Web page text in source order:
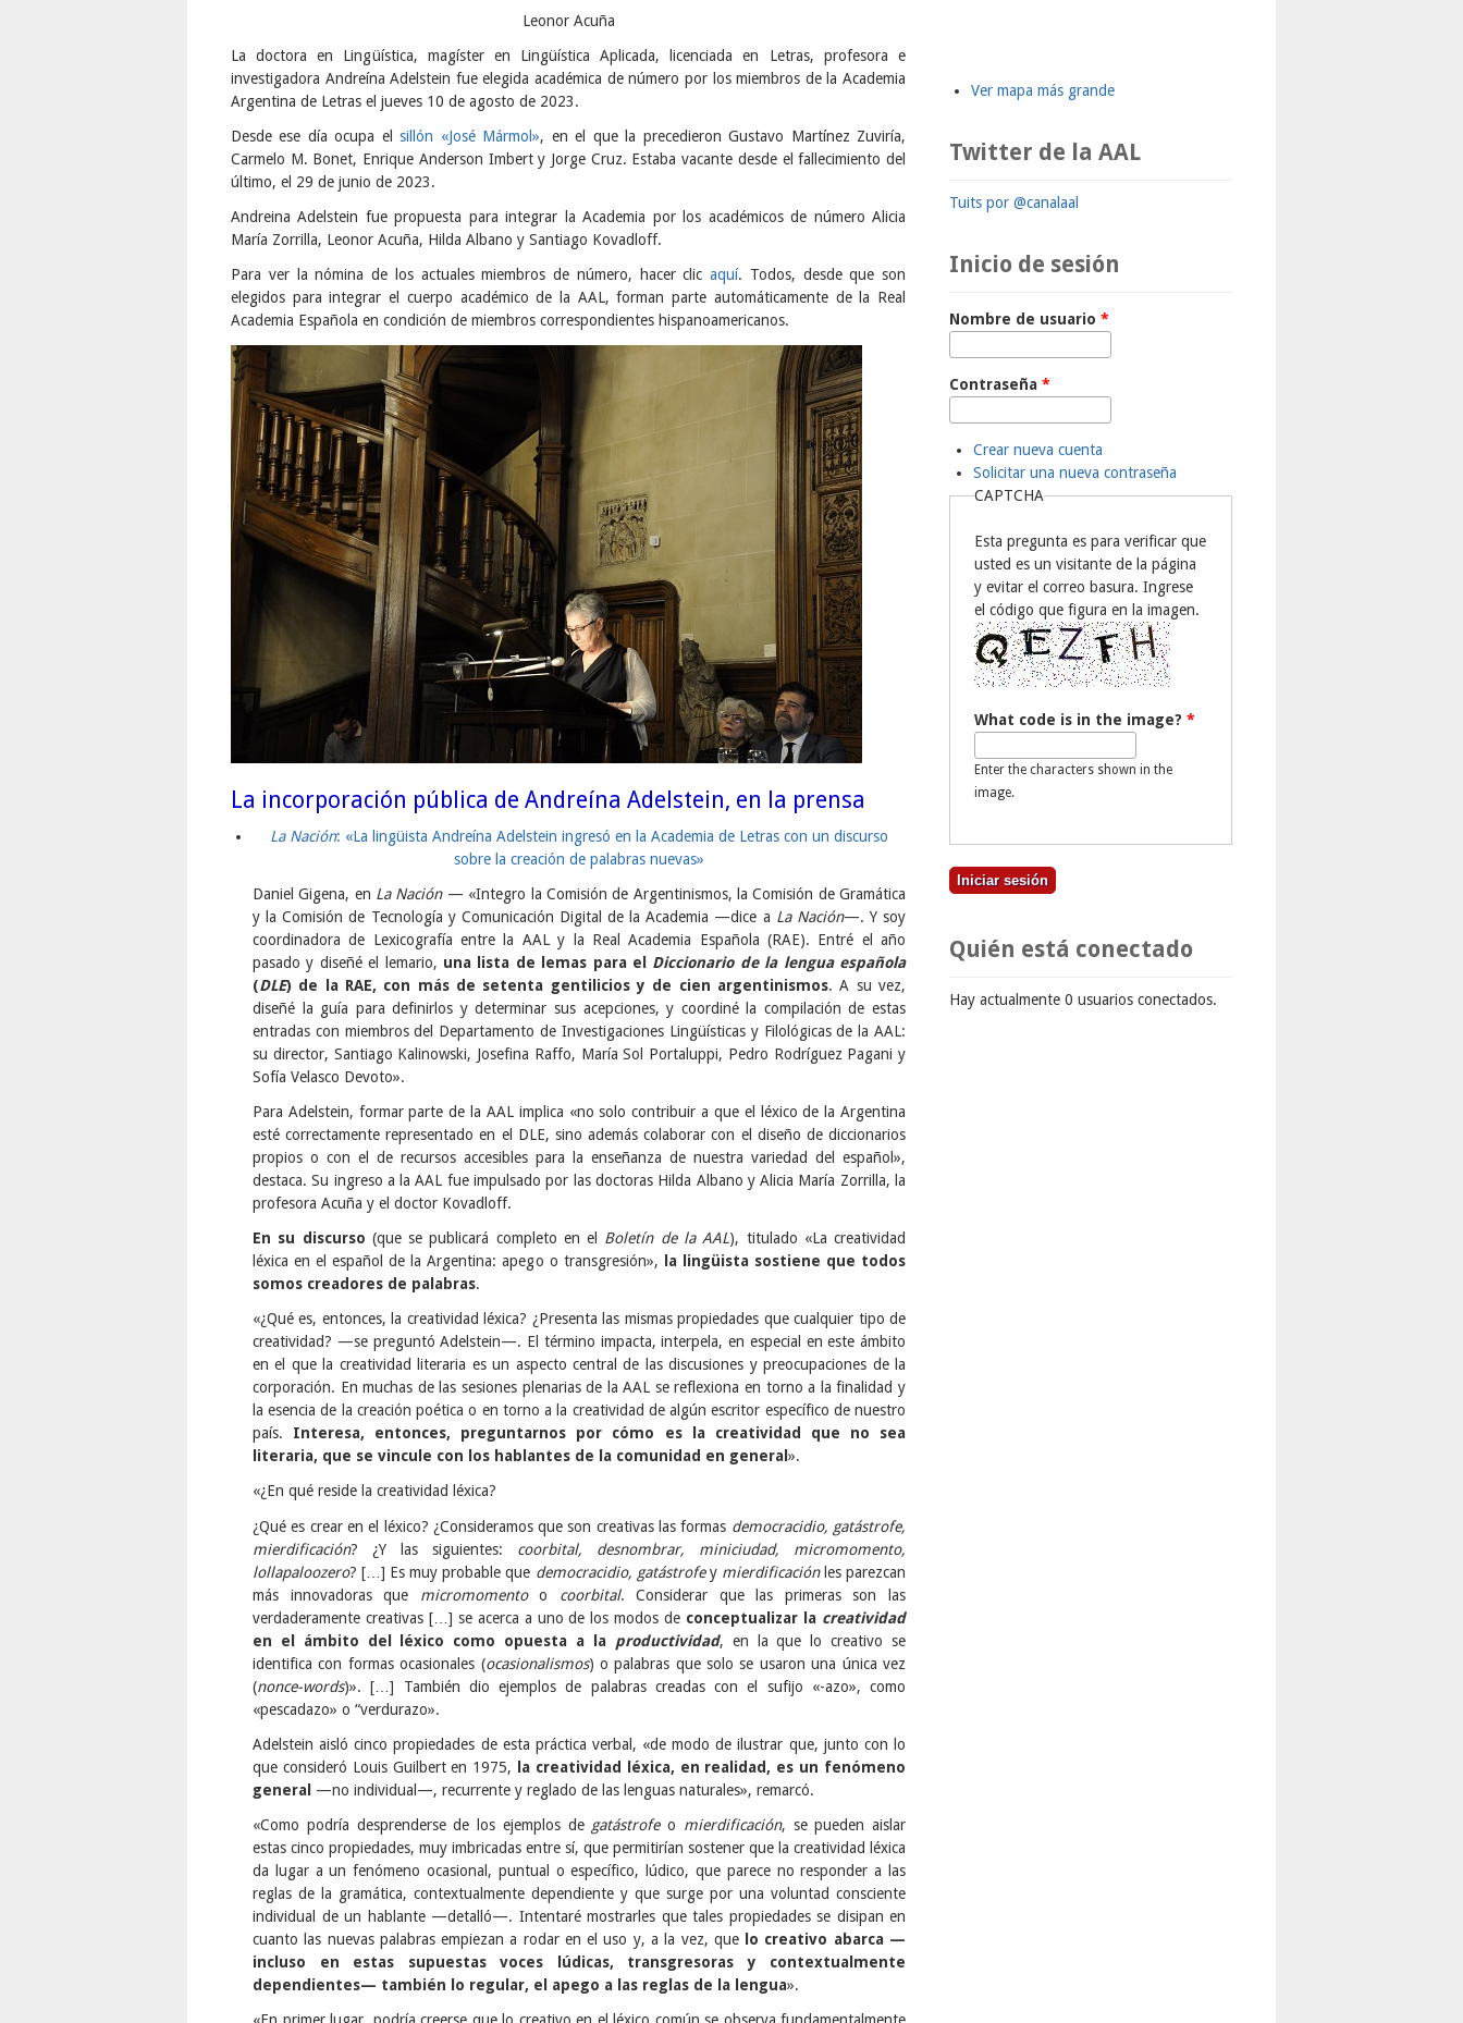
Leonor Acuña
La doctora en Lingüística, magíster en Lingüística Aplicada, licenciada en Letras, profesora e
investigadora Andreína Adelstein fue elegida académica de número por los miembros de la Academia
Argentina de Letras el jueves 10 de agosto de 2023.
Desde ese día ocupa elsillón «José Mármol», en el que la precedieron Gustavo Martínez Zuviría,
Carmelo M. Bonet, Enrique Anderson Imbert y Jorge Cruz. Estaba vacante desde el fallecimiento del
último, el 29 de junio de 2023.
Andreina Adelstein fue propuesta para integrar la Academia por los académicos de número Alicia
María Zorrilla, Leonor Acuña, Hilda Albano y Santiago Kovadloff.
Para ver la nómina de los actuales miembros de número, hacer clic aquí. Todos, desde que son
elegidos para integrar el cuerpo académico de la AAL, forman parte automáticamente de la Real
Academia Española en condición de miembros correspondientes hispanoamericanos.
La incorporación pública de Andreína Adelstein, en la prensa
La Nación: «La lingüista Andreína Adelstein ingresó en la Academia de Letras con un discurso
sobre la creación de palabras nuevas»
Daniel Gigena, en La Nación— «Integro la Comisión de Argentinismos, la Comisión de Gramática
y la Comisión de Tecnología y Comunicación Digital de la Academia —dice a La Nación—. Y soy
coordinadora de Lexicografía entre la AAL y la Real Academia Española (RAE). Entré el año
pasado y diseñé el lemario, una lista de lemas para el Diccionario de la lengua española
(DLE) de la RAE, con más de setenta gentilicios y de cien argentinismos. A su vez,
diseñé la guía para definirlos y determinar sus acepciones, y coordiné la compilación de estas
entradas con miembros del Departamento de Investigaciones Lingüísticas y Filológicas de la AAL:
su director, Santiago Kalinowski, Josefina Raffo, María Sol Portaluppi, Pedro Rodríguez Pagani y
Sofía Velasco Devoto».
Para Adelstein, formar parte de la AAL implica «no solo contribuir a que el léxico de la Argentina
esté correctamente representado en el DLE, sino además colaborar con el diseño de diccionarios
propios o con el de recursos accesibles para la enseñanza de nuestra variedad del español»,
destaca. Su ingreso a la AAL fue impulsado por las doctoras Hilda Albano y Alicia María Zorrilla, la
profesora Acuña y el doctor Kovadloff.
En su discurso (que se publicará completo en el Boletín de la AAL), titulado «La creatividad
léxica en el español de la Argentina: apego o transgresión», la lingüista sostiene que todos
somos creadores de palabras.
«¿Qué es, entonces, la creatividad léxica? ¿Presenta las mismas propiedades que cualquier tipo de
creatividad? —se preguntó Adelstein—. El término impacta, interpela, en especial en este ámbito
en el que la creatividad literaria es un aspecto central de las discusiones y preocupaciones de la
corporación. En muchas de las sesiones plenarias de la AAL se reflexiona en torno a la finalidad y
la esencia de la creación poética o en torno a la creatividad de algún escritor específico de nuestro
país. Interesa, entonces, preguntarnos por cómo es la creatividad que no sea
literaria, que se vincule con los hablantes de la comunidad en general ».
«¿En qué reside la creatividad léxica?
¿Qué es crear en el léxico? ¿Consideramos que son creativas las formas democracidio, gatástrofe,
mierdificación? ¿Y las siguientes: coorbital, desnombrar, miniciudad, micromomento,
lollapaloozero? […] Es muy probable que democracidio, gatástrofey mierdificaciónles parezcan
más innovadoras que micromomentoo coorbital. Considerar que las primeras son las
verdaderamente creativas […] se acerca a uno de los modos de conceptualizar la creatividad
en el ámbito del léxico como opuesta a la productividad, en la que lo creativo se
identifica con formas ocasionales (ocasionalismos) o palabras que solo se usaron una única vez
(nonce-words)». […] También dio ejemplos de palabras creadas con el sufijo «-azo», como
«pescadazo» o “verdurazo».
Adelstein aisló cinco propiedades de esta práctica verbal, «de modo de ilustrar que, junto con lo
que consideró Louis Guilbert en 1975,
la creatividad léxica, en realidad, es un fenómeno
general —no individual—, recurrente y reglado de las lenguas naturales», remarcó.
«Como podría desprenderse de los ejemplos de gatástrofeo mierdificación, se pueden aislar
estas cinco propiedades, muy imbricadas entre sí, que permitirían sostener que la creatividad léxica
da lugar a un fenómeno ocasional, puntual o específico, lúdico, que parece no responder a las
reglas de la gramática, contextualmente dependiente y que surge por una voluntad consciente
individual de un hablante —detalló—. Intentaré mostrarles que tales propiedades se disipan en
cuanto las nuevas palabras empiezan a rodar en el uso y, a la vez, que
lo creativo abarca —
incluso en estas supuestas voces lúdicas, transgresoras y contextualmente
dependientes— también lo regular, el apego a las reglas de la lengua».
Ver mapa más grande
Twitter de la AAL
Tuits por @canalaal
Inicio de sesión
Nombre de usuario *
Contraseña *
Crear nueva cuenta
Solicitar una nueva contraseña
CAPTCHA
Esta pregunta es para verificar que
usted es un visitante de la página
y evitar el correo basura. Ingrese
el código que figura en la imagen.
What code is in the image? *
Enter the characters shown in the
image.
Quién está conectado
Hay actualmente 0 usuarios conectados.